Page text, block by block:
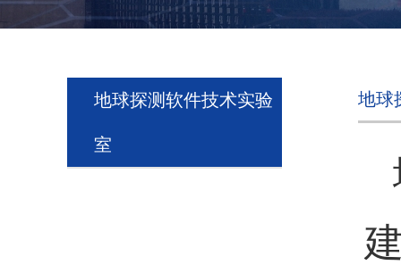
地球探测软件技术实验
室
地球